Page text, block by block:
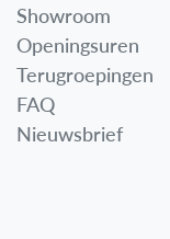
Showroom
Openingsuren
Terugroepingen
FAQ
Nieuwsbrief